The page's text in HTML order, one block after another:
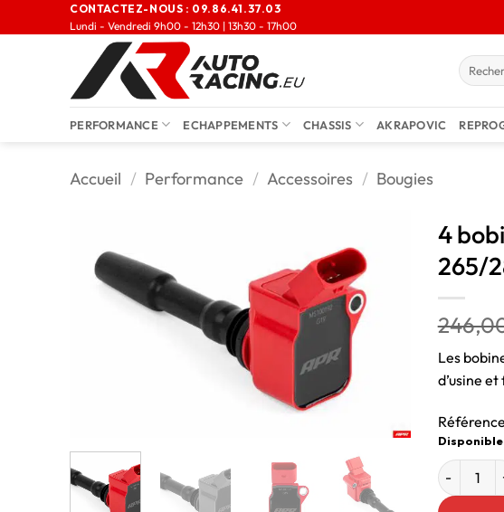
CONTACTEZ-NOUS : 09.86.41.37.03
Lundi - Vendredi 9h00 - 12h30 | 13h30 - 17h00
PERFORMANCE ECHAPPEMENTS CHASSIS AKRAPOVIC
Accueil / Performance / Accessoires / Bougies
4
265/
Les
d’usine